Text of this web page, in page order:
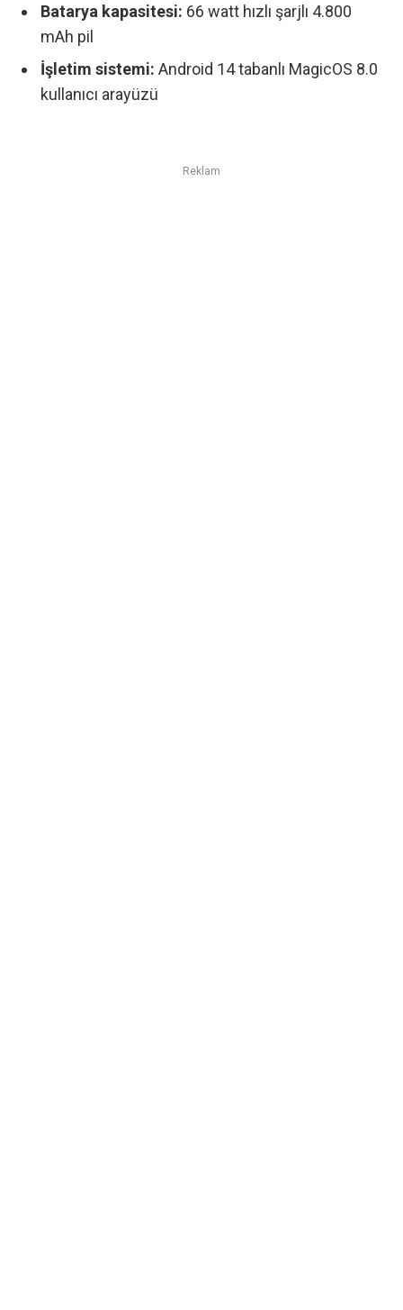
Batarya kapasitesi: 66 watt hızlı şarjlı 4.800
mAh pil
İşletim sistemi: Android 14 tabanlı MagicOS 8.0
kullanıcı arayüzü
Reklam